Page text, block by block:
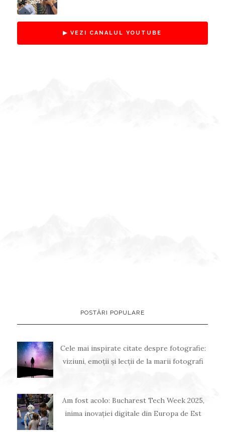
▶ VEZI CANALUL YOUTUBE
POSTĂRI POPULARE
Cele mai inspirate citate despre fotografie:
viziuni, emoții și lecții de la marii fotografi
Am fost acolo: Bucharest Tech Week 2025,
inima inovației digitale din Europa de Est